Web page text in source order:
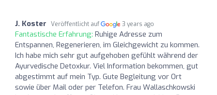
J. Koster Veröffentlicht auf 3 years ago
Fantastische Erfahrung: Ruhige Adresse zum
Entspannen, Regenerieren, im Gleichgewicht zu kommen.
Ich habe mich sehr gut aufgehoben gefühlt während der
Ayurvedische Detoxkur. Viel Information bekommen, gut
abgestimmt auf mein Typ. Gute Begleitung vor Ort
sowie über Mail oder per Telefon. Frau Wallaschkowski